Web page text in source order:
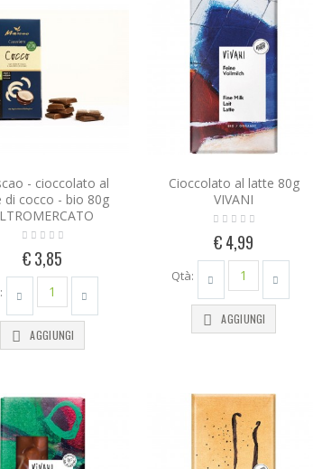
- cioccolato al
di cocco - bio 80g
€ 3,85
AGGIUNGI
Cioccolato al latte 80g
VIVANI
€ 4,99
Qtà:
AGGIUNGI